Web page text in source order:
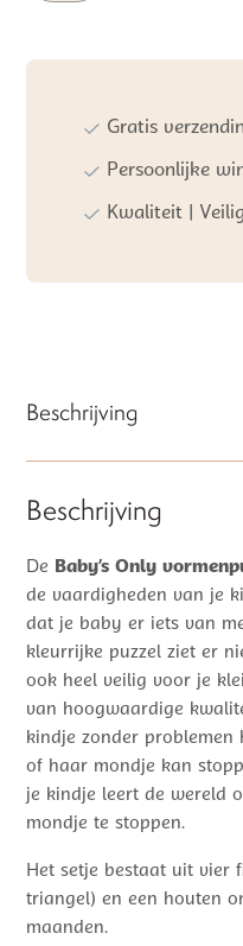
aantal
Gratis
Persoonlijke
Kwaliteit |
Beschrijving
Beschrijving
De Baby’s Only
de vaardigheden van je
dat je baby er iets van
kleurrijke puzzel ziet er
ook heel veilig voor je
van hoogwaardige
kindje zonder problemen
of haar mondje kan
je kindje leert de wereld
mondje te stoppen.
Het setje bestaat uit vier
triangel) en een houten
maanden.